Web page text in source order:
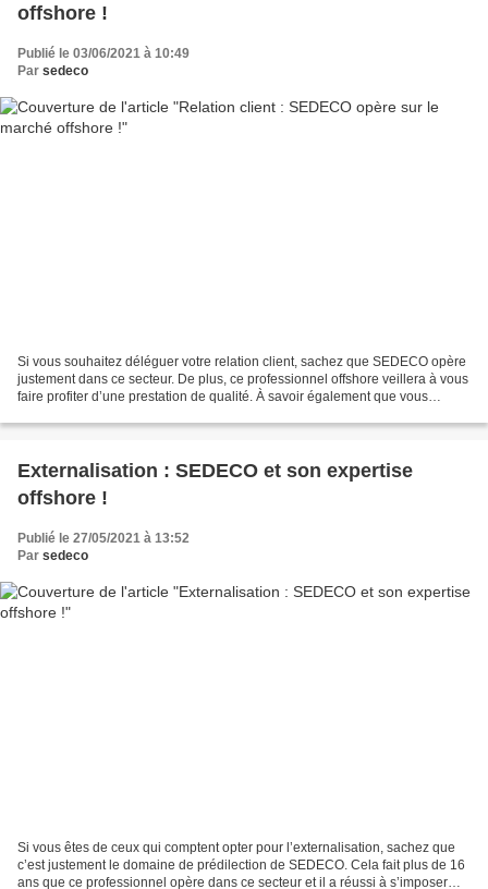
offshore !
Publié le 03/06/2021 à 10:49
Par sedeco
Si vous souhaitez déléguer votre relation client, sachez que SEDECO opère
justement dans ce secteur. De plus, ce professionnel offshore veillera à vous
faire profiter d’une prestation de qualité. À savoir également que vous
Externalisation : SEDECO et son expertise
offshore !
Publié le 27/05/2021 à 13:52
Par sedeco
Si vous êtes de ceux qui comptent opter pour l’externalisation, sachez que
c’est justement le domaine de prédilection de SEDECO. Cela fait plus de 16
ans que ce professionnel opère dans ce secteur et il a réussi à s’imposer